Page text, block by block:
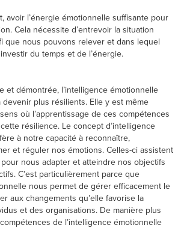
avoir l’énergie émotionnelle suffisante pour
Cela nécessite d’entrevoir la situation
que nous pouvons relever et dans lequel
du temps et de l’énergie.
et démontrée, l’intelligence émotionnelle
plus résilients. Elle y est même
où l’apprentissage de ces compétences
résilience. Le concept d’intelligence
à notre capacité à reconnaître,
et réguler nos émotions. Celles-ci assistent
nous adapter et atteindre nos objectifs
C’est particulièrement parce que
nous permet de gérer efficacement le
aux changements qu’elle favorise la
et des organisations. De manière plus
de l’intelligence émotionnelle